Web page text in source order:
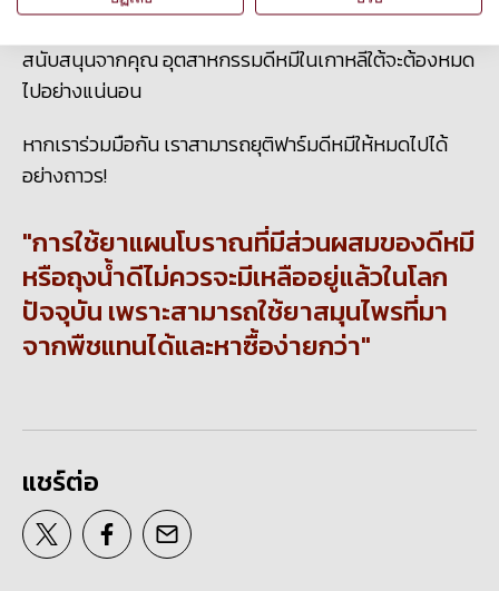
สนับสนุนจากคุณ อุตสาหกรรมดีหมีในเกาหลีใต้จะต้องหมด
ไปอย่างแน่นอน
หากเราร่วมมือกัน เราสามารถยุติฟาร์มดีหมีให้หมดไปได้
อย่างถาวร!
การใช้ยาแผนโบราณที่มีส่วนผสมของดีหมี
หรือถุงน้ำดีไม่ควรจะมีเหลืออยู่แล้วในโลก
ปัจจุบัน เพราะสามารถใช้ยาสมุนไพรที่มา
จากพืชแทนได้และหาซื้อง่ายกว่า
แชร์ต่อ